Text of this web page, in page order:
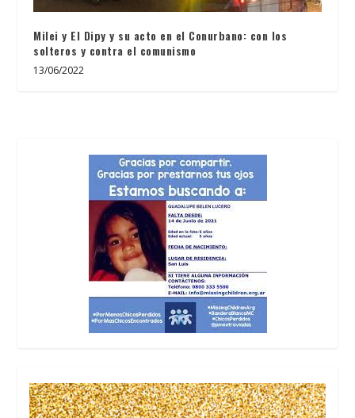
Milei y El Dipy y su acto en el Conurbano: con los
solteros y contra el comunismo
13/06/2022